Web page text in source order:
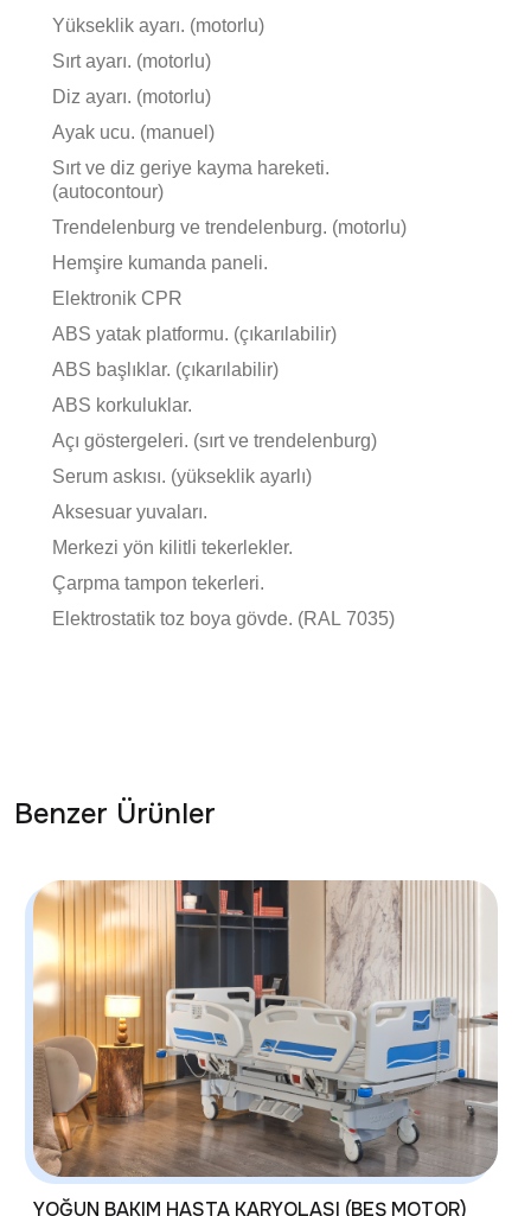
Yükseklik ayarı. (motorlu)
Sırt ayarı. (motorlu)
Diz ayarı. (motorlu)
Ayak ucu. (manuel)
Sırt ve diz geriye kayma hareketi.
(autocontour)
Trendelenburg ve trendelenburg. (motorlu)
Hemşire kumanda paneli.
Elektronik CPR
ABS yatak platformu. (çıkarılabilir)
ABS başlıklar. (çıkarılabilir)
ABS korkuluklar.
Açı göstergeleri. (sırt ve trendelenburg)
Serum askısı. (yükseklik ayarlı)
Aksesuar yuvaları.
Merkezi yön kilitli tekerlekler.
Çarpma tampon tekerleri.
Elektrostatik toz boya gövde. (RAL 7035)
Benzer Ürünler
YOĞUN BAKIM HASTA KARYOLASI (BEŞ MOTOR)